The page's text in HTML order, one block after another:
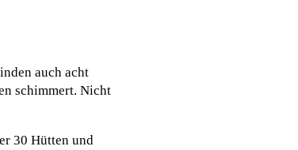
auch acht
schimmert. Nicht
30 Hütten und